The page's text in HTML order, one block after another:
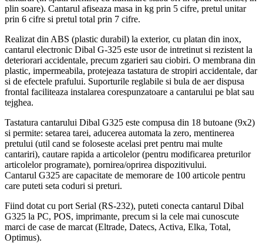
plin soare). Cantarul afiseaza masa in kg prin 5 cifre, pretul unitar
prin 6 cifre si pretul total prin 7 cifre.
Realizat din ABS (plastic durabil) la exterior, cu platan din inox,
cantarul electronic Dibal G-325 este usor de intretinut si rezistent la
deteriorari accidentale, precum zgarieri sau ciobiri. O membrana din
plastic, impermeabila, protejeaza tastatura de stropiri accidentale, dar
si de efectele prafului. Suporturile reglabile si bula de aer dispusa
frontal faciliteaza instalarea corespunzatoare a cantarului pe blat sau
tejghea.
Tastatura cantarului Dibal G325 este compusa din 18 butoane (9x2)
si permite: setarea tarei, aducerea automata la zero, mentinerea
pretului (util cand se foloseste acelasi pret pentru mai multe
cantariri), cautare rapida a articolelor (pentru modificarea preturilor
articolelor programate), pornirea/oprirea dispozitivului.
Cantarul G325 are capacitate de memorare de 100 articole pentru
care puteti seta coduri si preturi.
Fiind dotat cu port Serial (RS-232), puteti conecta cantarul Dibal
G325 la PC, POS, imprimante, precum si la cele mai cunoscute
marci de case de marcat (Eltrade, Datecs, Activa, Elka, Total,
Optimus).